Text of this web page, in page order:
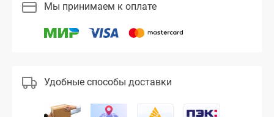
Мы принимаем к оплате
Удобные способы доставки